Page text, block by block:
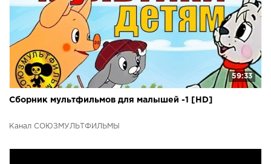
59:33
Сборник мультфильмов для малышей -1 [HD]
Канал СОЮЗМУЛЬТФИЛЬМЫ